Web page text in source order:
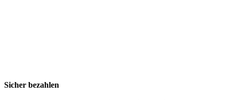
Sicher bezahlen